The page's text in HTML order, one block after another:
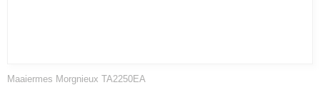
Maaiermes Morgnieux TA2250EA